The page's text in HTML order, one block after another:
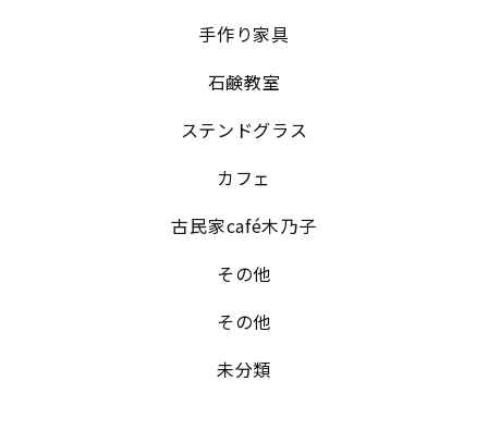
手作り家具
石鹸教室
ステンドグラス
カフェ
古民家café木乃子
その他
その他
未分類